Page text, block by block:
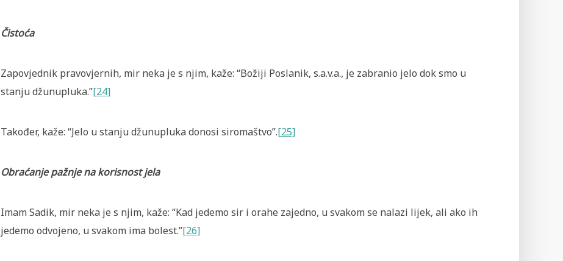
Čistoća
Zapovjednik pravovjernih, mir neka je s njim, kaže: “Božiji Poslanik, s.a.v.a., je zabranio jelo dok smo u
stanju džunupluka.”[24]
Također, kaže: “Jelo u stanju džunupluka donosi siromaštvo”.[25]
Obraćanje pažnje na korisnost jela
Imam Sadik, mir neka je s njim, kaže: “Kad jedemo sir i orahe zajedno, u svakom se nalazi lijek, ali ako ih
jedemo odvojeno, u svakom ima bolest.”[26]